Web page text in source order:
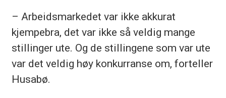
– Arbeidsmarkedet var ikke akkurat
kjempebra, det var ikke så veldig mange
stillinger ute. Og de stillingene som var ute
var det veldig høy konkurranse om, forteller
Husabø.